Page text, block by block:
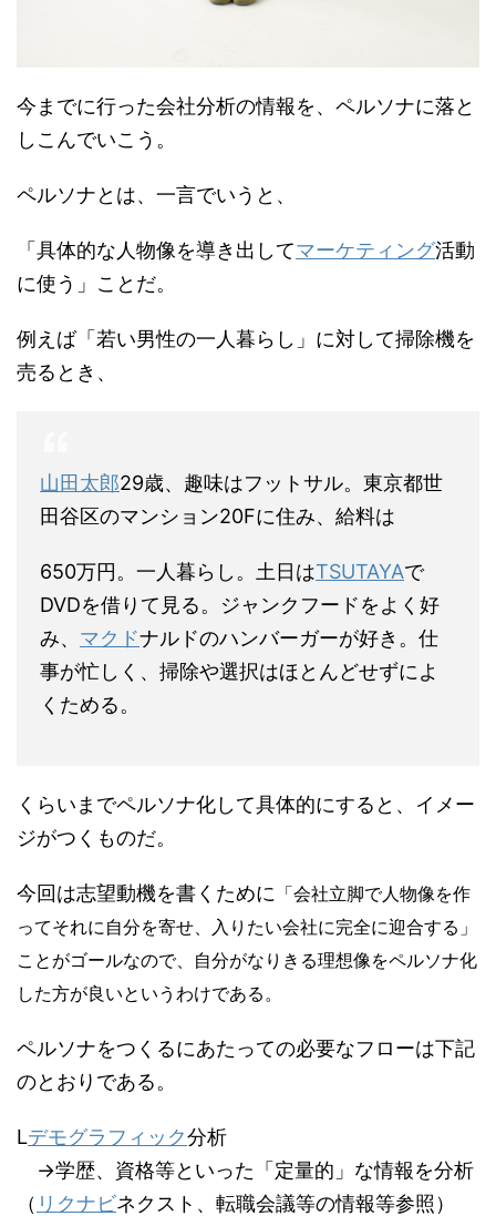
今までに行った会社分析の情報を、ペルソナに落と
しこんでいこう。
ペルソナとは、一言でいうと、
「具体的な人物像を導き出してマーケティング活動
に使う」ことだ。
例えば「若い男性の一人暮らし」に対して掃除機を
売るとき、
山田太郎29歳、趣味はフットサル。東京都世
田谷区のマンション20Fに住み、給料は
650万円。一人暮らし。土日はTSUTAYAで
DVDを借りて見る。ジャンクフードをよく好
み、 マクドナルドのハンバーガーが好き。仕
事が忙しく、掃除や選択はほとんどせずによ
くためる。
くらいまでペルソナ化して具体的にすると、イメー
ジがつくものだ。
今回は志望動機を書くために 「会社立脚で人物像を作
ってそれに自分を寄せ、
入りたい会社に完全に迎合する」
ことがゴールなので、自分がなりきる理想像をペルソナ化
した方が良いというわけである。
ペルソナをつくるにあたっての必要なフローは下記
のとおりである。
Lデモグラフィック分析
→学歴、資格等といった「定量的」な情報を分析
（ リクナビネクスト、転職会議等の情報等参照）